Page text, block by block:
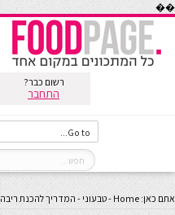
��
רשום כבר?
התחבר
אתם כאן: Home
-טבעוני - המדריך להכנת ריבה